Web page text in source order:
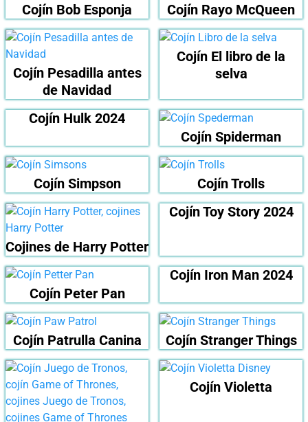
Cojín Bob Esponja Cojín Rayo McQueen
Cojín Pesadilla antes
de Navidad
Cojín El libro de la
selva
Cojín Hulk 2024
Cojín Spiderman
Cojín Simpson Cojín Trolls
Cojines de Harry Potter
Cojín Toy Story 2024
Cojín Peter Pan
Cojín Iron Man 2024
Cojín Patrulla Canina Cojín Stranger Things
Cojín Violetta